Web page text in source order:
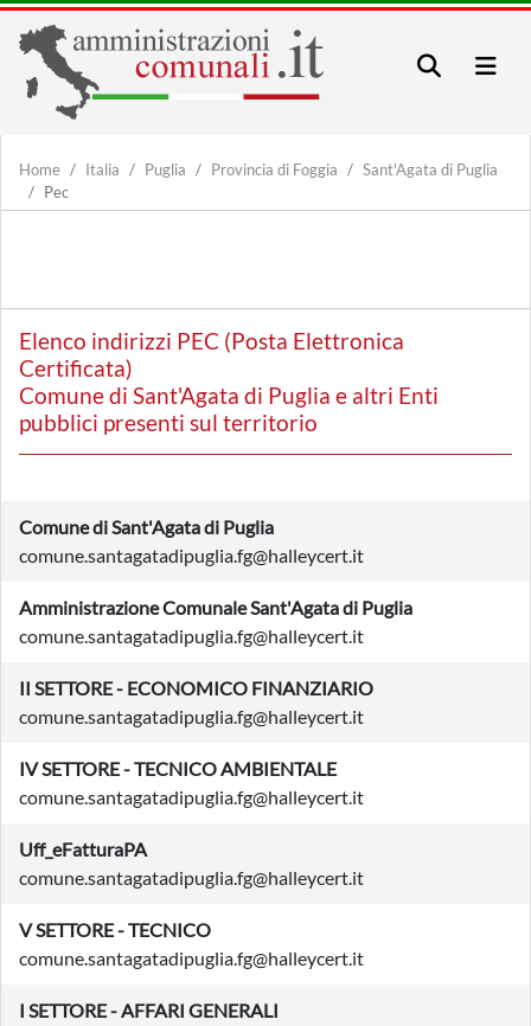
Home Italia Puglia Provincia di Foggia
Sant'Agata di Puglia
Pec
Elenco indirizzi PEC (Posta Elettronica
Certificata)
Comune di Sant'Agata di Puglia e altri Enti
pubblici presenti sul territorio
Comune di Sant'Agata di Puglia
comune.santagatadipuglia.fg@halleycert.it
Amministrazione Comunale Sant'Agata di Puglia
comune.santagatadipuglia.fg@halleycert.it
II SETTORE - ECONOMICO FINANZIARIO
comune.santagatadipuglia.fg@halleycert.it
IV SETTORE - TECNICO AMBIENTALE
comune.santagatadipuglia.fg@halleycert.it
Uff_eFatturaPA
comune.santagatadipuglia.fg@halleycert.it
V SETTORE - TECNICO
comune.santagatadipuglia.fg@halleycert.it
I SETTORE - AFFARI GENERALI